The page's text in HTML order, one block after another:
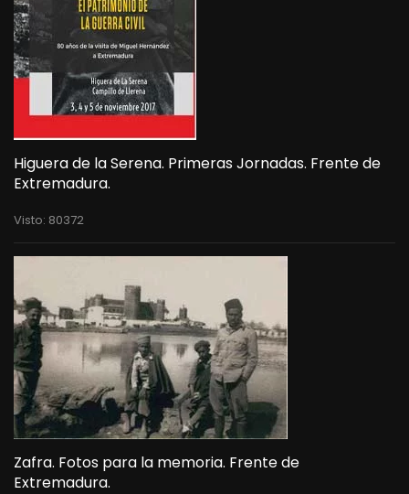
Higuera de la Serena. Primeras Jornadas. Frente de
Extremadura.
Visto: 80372
Zafra. Fotos para la memoria. Frente de
Extremadura.